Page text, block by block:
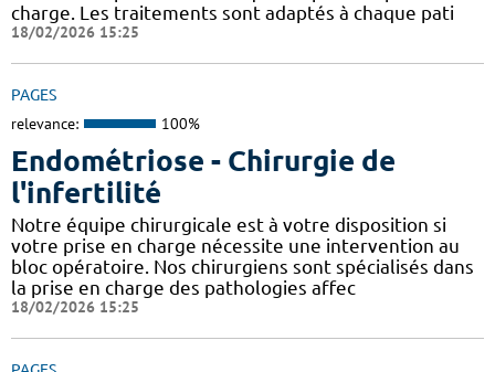
charge. Les traitements sont adaptés à chaque pati
18/02/2026 15:25
PAGES
relevance: 100%
Endométriose - Chirurgie de
l'infertilité
Notre équipe chirurgicale est à votre disposition si
votre prise en charge nécessite une intervention au
bloc opératoire. Nos chirurgiens sont spécialisés dans
la prise en charge des pathologies affec
18/02/2026 15:25